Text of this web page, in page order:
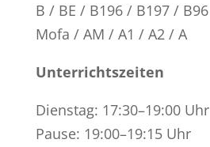
B / BE / B196 / B197 / B96
Mofa / AM / A1 / A2 / A
Unterrichtszeiten
Dienstag: 17:30–19:00 Uhr
Pause: 19:00–19:15 Uhr